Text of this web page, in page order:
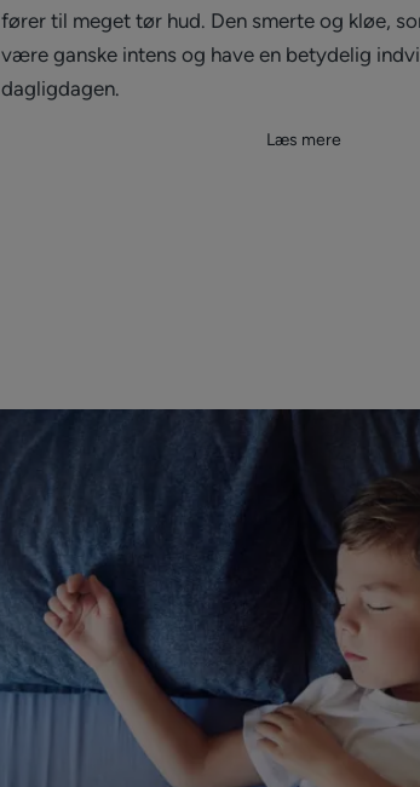
fører til meget tør hud. Den smerte og kløe,
være ganske intens og have en betydelig
dagligdagen.
Læs mere